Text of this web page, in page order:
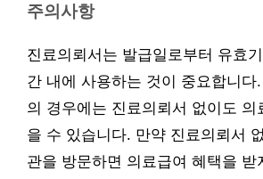
주의사항
진료의뢰서는 발급일로부터 유효
간 내에 사용하는 것이 중요합니다
의 경우에는 진료의뢰서 없이도 의
을 수 있습니다. 만약 진료의뢰서
관을 방문하면 의료급여 혜택을 받